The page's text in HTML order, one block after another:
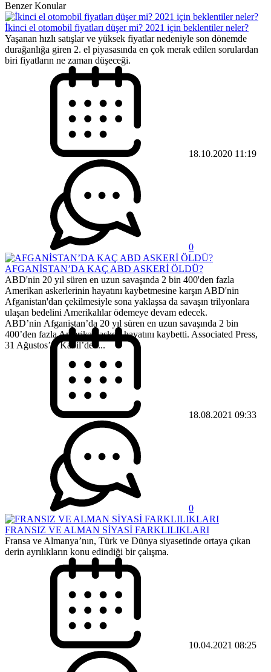
Benzer Konular
İkinci el otomobil fiyatları düşer mi? 2021 için beklentiler neler?
Yaşanan hızlı satışlar ve yüksek fiyatlar nedeniyle son dönemde
durağanlığa giren 2. el piyasasında en çok merak edilen sorulardan
biri fiyatların ne zaman düşeceği.
18.10.2020 11:19
0
AFGANİSTAN’DA KAÇ ABD ASKERİ ÖLDÜ?
ABD'nin 20 yıl süren en uzun savaşında 2 bin 400'den fazla
Amerikan askerlerinin hayatını kaybetmesine karşın ABD'nin
Afganistan'dan çekilmesiyle sona yaklaşsa da savaşın trilyonlara
ulaşan bedelini Amerikalılar ödemeye devam edecek.
ABD’nin Afganistan’da 20 yıl süren en uzun savaşında 2 bin
400’den fazla Amerikan askeri hayatını kaybetti. Associated Press,
31 Ağustos’ta Kabil’den...
18.08.2021 09:33
0
FRANSIZ VE ALMAN SİYASİ FARKLILIKLARI
Fransa ve Almanya’nın, Türk ve Dünya siyasetinde ortaya çıkan
derin ayrılıkların konu edindiği bir çalışma.
10.04.2021 08:25